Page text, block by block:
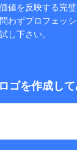
値を反映する完
わずプロフェッ
し下さい。
ゴを作成して